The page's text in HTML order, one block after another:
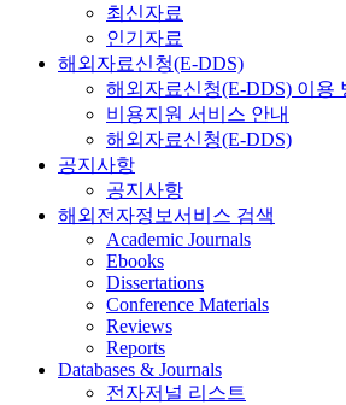
최신자료
인기자료
해외자료신청(E-DDS)
해외자료신청(E-DDS) 이용
비용지원 서비스 안내
해외자료신청(E-DDS)
공지사항
공지사항
해외전자정보서비스 검색
Academic Journals
Ebooks
Dissertations
Conference Materials
Reviews
Reports
Databases & Journals
전자저널 리스트